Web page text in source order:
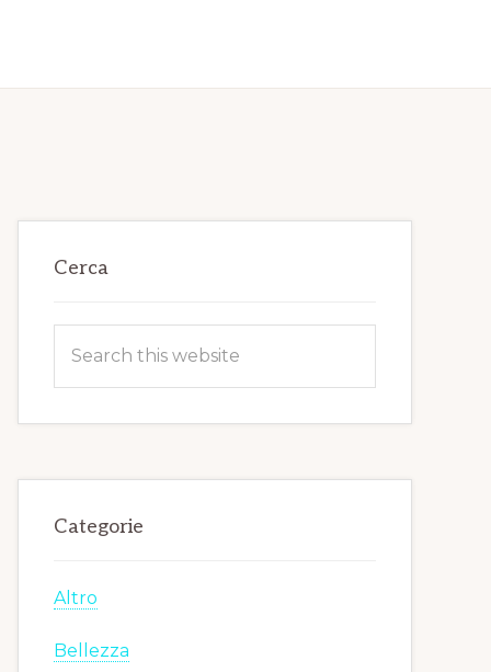
Sidebar
Cerca
this
Categorie
Altro
Bellezza